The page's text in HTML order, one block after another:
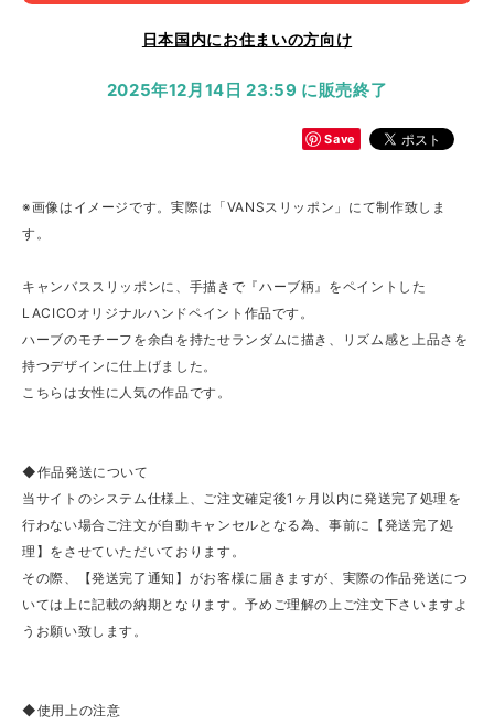
日本国内にお住まいの方向け
2025年12月14日 23:59 に販売終了
Save
※画像はイメージです。実際は「VANSスリッポン」にて制作致しま
す。
キャンバススリッポンに、手描きで『ハーブ柄』をペイントした
LACICOオリジナルハンドペイント作品です。
ハーブのモチーフを余白を持たせランダムに描き、リズム感と上品さを
持つデザインに仕上げました。
こちらは女性に人気の作品です。
◆作品発送について
当サイトのシステム仕様上、ご注文確定後1ヶ月以内に発送完了処理を
行わない場合ご注文が自動キャンセルとなる為、事前に【発送完了処
理】をさせていただいております。
その際、【発送完了通知】がお客様に届きますが、実際の作品発送につ
いては上に記載の納期となります。予めご理解の上ご注文下さいますよ
うお願い致します。
◆使用上の注意